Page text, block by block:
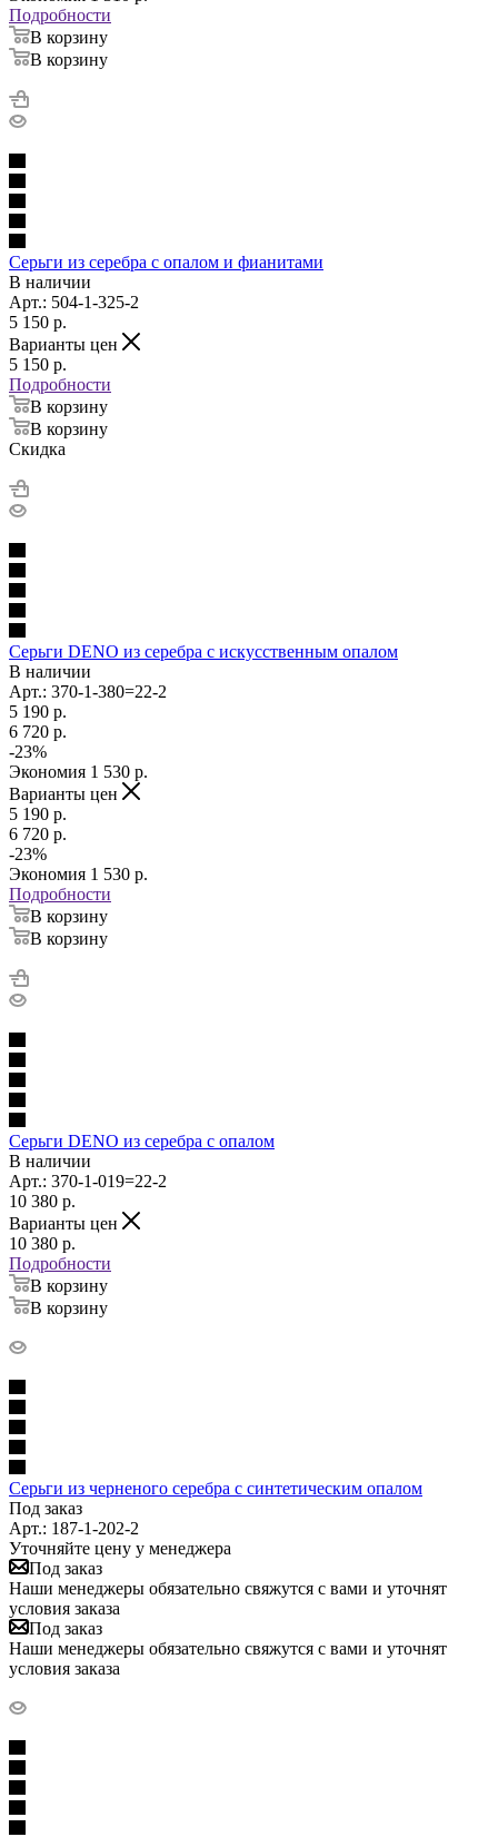
Подробности
В корзину
В корзину
Серьги из серебра с опалом и фианитами
В наличии
Арт.: 504-1-325-2
5 150 p.
Варианты цен
5 150 p.
Подробности
В корзину
В корзину
Скидка
Серьги DENO из серебра с искусственным опалом
В наличии
Арт.: 370-1-380=22-2
5 190 p.
6 720 p.
-23%
Экономия 1 530 p.
Варианты цен
5 190 p.
6 720 p.
-23%
Экономия 1 530 p.
Подробности
В корзину
В корзину
Серьги DENO из серебра с опалом
В наличии
Арт.: 370-1-019=22-2
10 380 p.
Варианты цен
10 380 p.
Подробности
В корзину
В корзину
Серьги из черненого серебра с синтетическим опалом
Под заказ
Арт.: 187-1-202-2
Уточняйте цену у менеджера
Под заказ
Наши менеджеры обязательно свяжутся с вами и уточнят
условия заказа
Под заказ
Наши менеджеры обязательно свяжутся с вами и уточнят
условия заказа